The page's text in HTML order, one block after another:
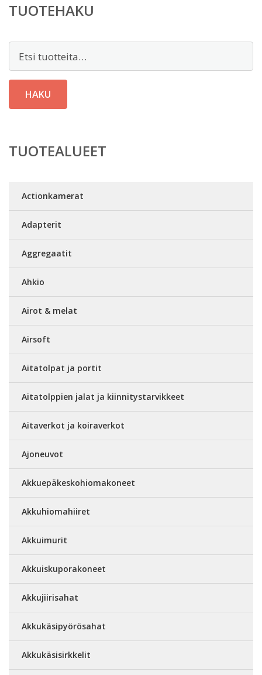
TUOTEHAKU
HAKU
TUOTEALUEET
Actionkamerat
Adapterit
Aggregaatit
Ahkio
Airot & melat
Airsoft
Aitatolpat ja portit
Aitatolppien jalat ja kiinnitystarvikkeet
Aitaverkot ja koiraverkot
Ajoneuvot
Akkuepäkeskohiomakoneet
Akkuhiomahiiret
Akkuimurit
Akkuiskuporakoneet
Akkujiirisahat
Akkukäsipyörösahat
Akkukäsisirkkelit